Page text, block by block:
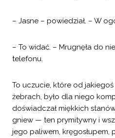
– Jasne – powiedział. – W
– To widać. – Mrugnęła do
telefonu.
To uczucie, które od jakiegoś
żebrach, było dla niego
doświadczał miękkich
gniew — ten prymitywny i
jego paliwem, kręgosłupem,